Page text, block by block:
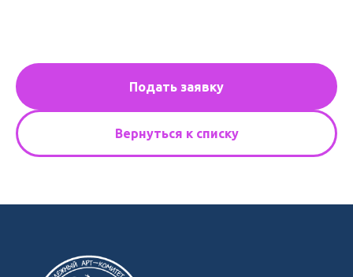
Подать заявку
Вернуться к списку